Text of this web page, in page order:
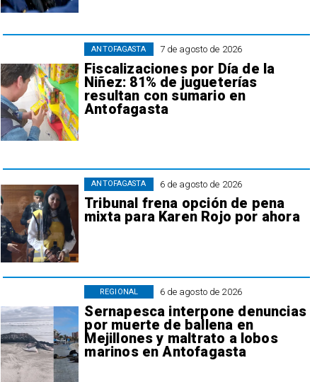
7 de agosto de 2026
Fiscalizaciones por Día de la
Niñez: 81% de jugueterías
resultan con sumario en
Antofagasta
ANTOFAGASTA
6 de agosto de 2026
Tribunal frena opción de pena
mixta para Karen Rojo por ahora
ANTOFAGASTA
6 de agosto de 2026
Sernapesca interpone denuncias
por muerte de ballena en
Mejillones y maltrato a lobos
marinos en Antofagasta
REGIONAL